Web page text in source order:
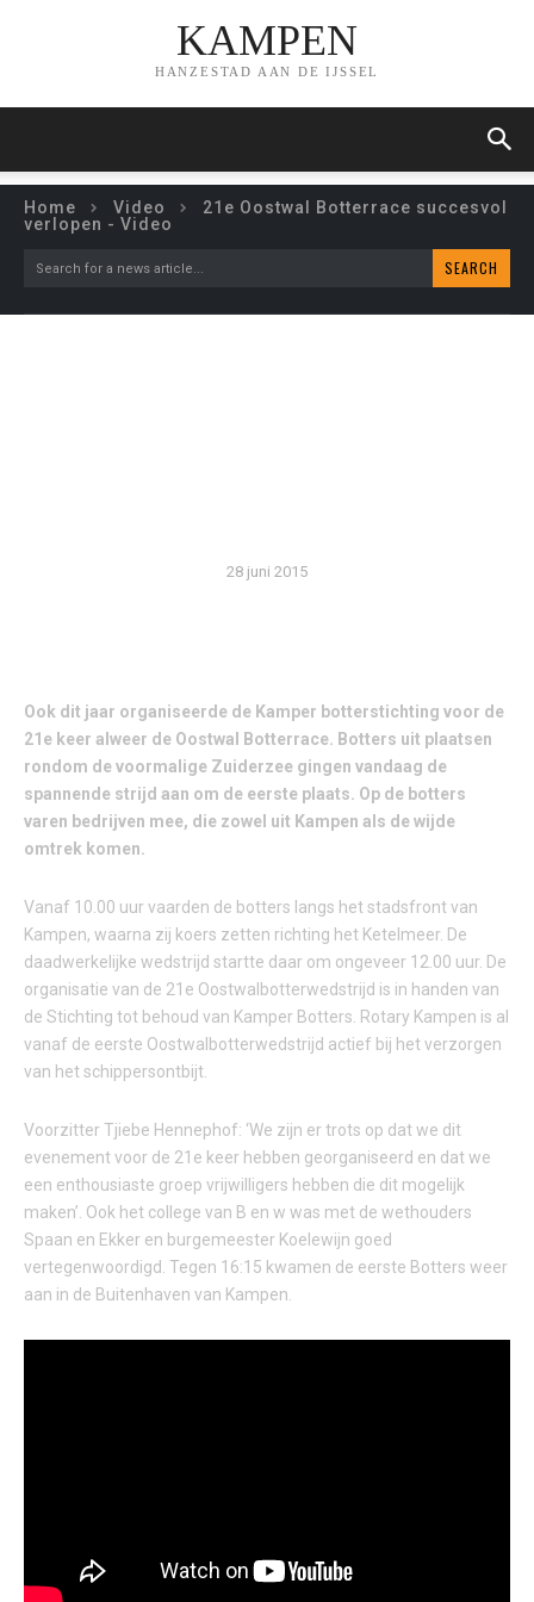
KAMPEN
HANZESTAD AAN DE IJSSEL
Home Video
21e Oostwal Botterrace succesvol
verlopen - Video
Search for a news article... SEARCH
28 juni 2015
Ook dit jaar organiseerde de Kamper botterstichting voor de
21e keer alweer de Oostwal Botterrace. Botters uit plaatsen
rondom de voormalige Zuiderzee gingen vandaag de
spannende strijd aan om de eerste plaats. Op de botters
varen bedrijven mee, die zowel uit Kampen als de wijde
omtrek komen.
Vanaf 10.00 uur vaarden de botters langs het stadsfront van
Kampen, waarna zij koers zetten richting het Ketelmeer. De
daadwerkelijke wedstrijd startte daar om ongeveer 12.00 uur. De
organisatie van de 21e Oostwalbotterwedstrijd is in handen van
de Stichting tot behoud van Kamper Botters. Rotary Kampen is al
vanaf de eerste Oostwalbotterwedstrijd actief bij het verzorgen
van het schippersontbijt.
Voorzitter Tjiebe Hennephof: ‘We zijn er trots op dat we dit
evenement voor de 21e keer hebben georganiseerd en dat we
een enthousiaste groep vrijwilligers hebben die dit mogelijk
maken’. Ook het college van B en w was met de wethouders
Spaan en Ekker en burgemeester Koelewijn goed
vertegenwoordigd. Tegen 16:15 kwamen de eerste Botters weer
aan in de Buitenhaven van Kampen.